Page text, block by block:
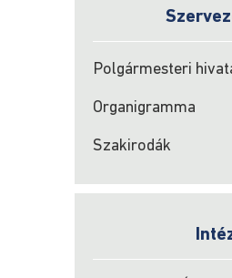
Polgármesteri
Organigramma
Szakirodák